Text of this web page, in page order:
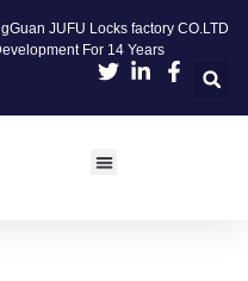
JUFU Locks factory CO.LTD
For 14 Years